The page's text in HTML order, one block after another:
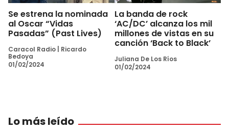
Se estrena la nominada
al Oscar “Vidas
Pasadas” (Past Lives)
Caracol Radio
Ricardo
Bedoya
01/02/2024
La banda de rock
‘AC/DC’ alcanza los mil
millones de vistas en su
canción ‘Back to Black’
Juliana De Los Ríos
01/02/2024
Lo más leído